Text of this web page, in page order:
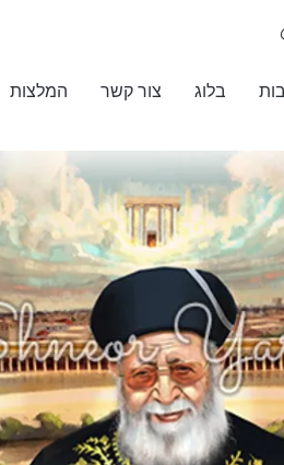
בלוג צור קשר המלצות